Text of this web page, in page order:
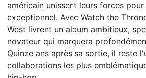
américain unissent leurs forces
exceptionnel. Avec Watch the
West livrent un album ambitieux,
novateur qui marquera
Quinze ans après sa sortie, il reste
collaborations les plus